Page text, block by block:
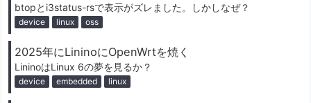
btopとi3status-rsで表示がズレました。しかしなぜ？
device linux oss
2025年にLininoにOpenWrtを焼く
LininoはLinux 6の夢を見るか？
device embedded linux